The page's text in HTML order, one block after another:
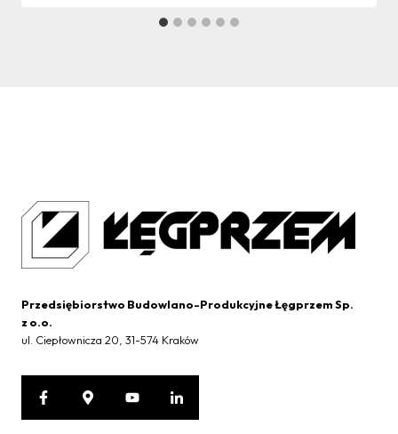
Przedsiębiorstwo Budowlano-Produkcyjne Łęgprzem Sp.
z o.o.
ul. Ciepłownicza 20, 31-574 Kraków